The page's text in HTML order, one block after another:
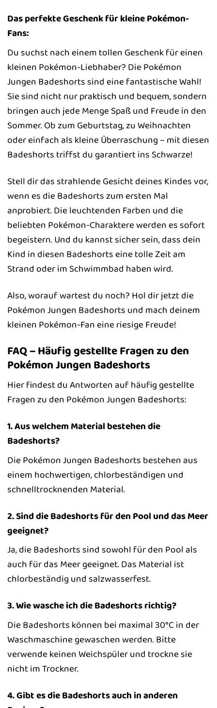
Das perfekte Geschenk für kleine Pokémon-
Fans:
Du suchst nach einem tollen Geschenk für einen
kleinen Pokémon-Liebhaber? Die Pokémon
Jungen Badeshorts sind eine fantastische Wahl!
Sie sind nicht nur praktisch und bequem, sondern
bringen auch jede Menge Spaß und Freude in den
Sommer. Ob zum Geburtstag, zu Weihnachten
oder einfach als kleine Überraschung – mit diesen
Badeshorts triffst du garantiert ins Schwarze!
Stell dir das strahlende Gesicht deines Kindes vor,
wenn es die Badeshorts zum ersten Mal
anprobiert. Die leuchtenden Farben und die
beliebten Pokémon-Charaktere werden es sofort
begeistern. Und du kannst sicher sein, dass dein
Kind in diesen Badeshorts eine tolle Zeit am
Strand oder im Schwimmbad haben wird.
Also, worauf wartest du noch? Hol dir jetzt die
Pokémon Jungen Badeshorts und mach deinem
kleinen Pokémon-Fan eine riesige Freude!
FAQ – Häufig gestellte Fragen zu den
Pokémon Jungen Badeshorts
Hier findest du Antworten auf häufig gestellte
Fragen zu den Pokémon Jungen Badeshorts:
1. Aus welchem Material bestehen die
Badeshorts?
Die Pokémon Jungen Badeshorts bestehen aus
einem hochwertigen, chlorbeständigen und
schnelltrocknenden Material.
2. Sind die Badeshorts für den Pool und das Meer
geeignet?
Ja, die Badeshorts sind sowohl für den Pool als
auch für das Meer geeignet. Das Material ist
chlorbeständig und salzwasserfest.
3. Wie wasche ich die Badeshorts richtig?
Die Badeshorts können bei maximal 30°C in der
Waschmaschine gewaschen werden. Bitte
verwende keinen Weichspüler und trockne sie
nicht im Trockner.
4. Gibt es die Badeshorts auch in anderen